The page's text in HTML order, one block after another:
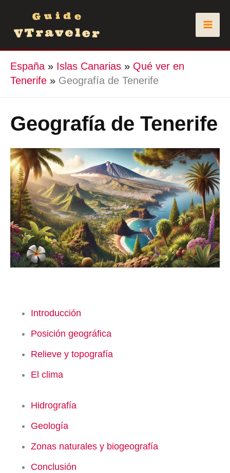
contenido
España » Islas Canarias » Qué ver en
Tenerife » Geografía de Tenerife
Geografía de Tenerife
Introducción
Posición geográfica
Relieve y topografía
El clima
Hidrografía
Geología
Zonas naturales y biogeografía
Conclusión